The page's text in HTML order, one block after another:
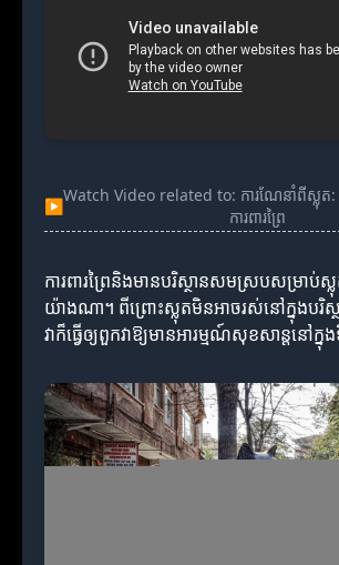
▶
Watch Video related to: ការណែនាំពីស្លុ
ការពារព្រៃ
ការពារព្រៃនិងមានបរិស្ថានសមស្របសម្រាប់ស្
យ៉ាងណា។ ពីព្រោះស្លុតមិនអាចរស់នៅក្នុងបរិស្
វាក៏ធ្វើឲ្យពួកវាឱ្យមានអារម្មណ៍សុខសាន្ដនៅក្នុ